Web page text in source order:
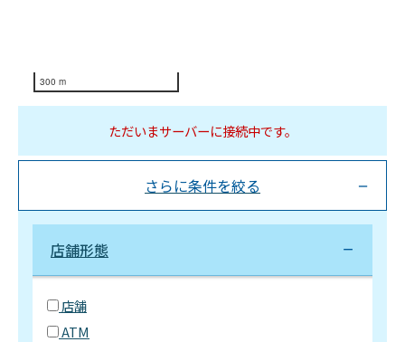
300 m
ただいまサーバーに接続中です。
さらに条件を絞る
店舗形態
店舗
ATM